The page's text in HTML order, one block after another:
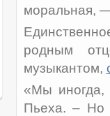
моральная,
родным
музыкантом,
«Мы иногда,
Пьеха. – Но